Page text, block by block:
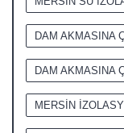
DAM AKMASINA
DAM AKMASINA
MERSİN